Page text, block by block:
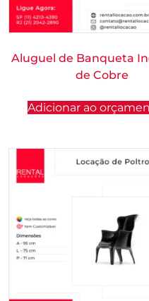
Aluguel de Banqueta
de Cobre
Adicionar ao